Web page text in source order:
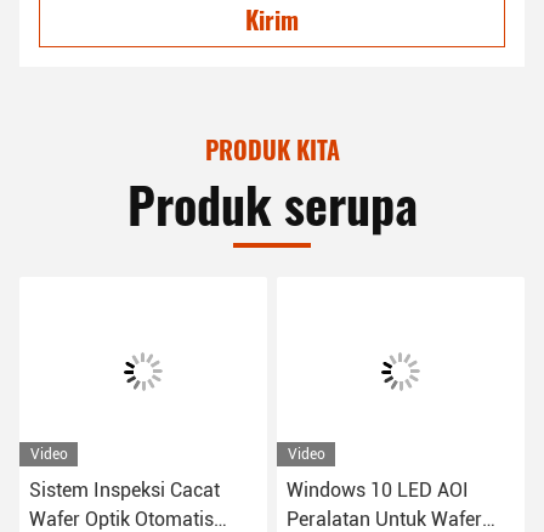
Kirim
PRODUK KITA
Produk serupa
Video
Sistem Inspeksi Cacat
Wafer Optik Otomatis
Video
Windows 10 LED AOI
Peralatan Untuk Wafer